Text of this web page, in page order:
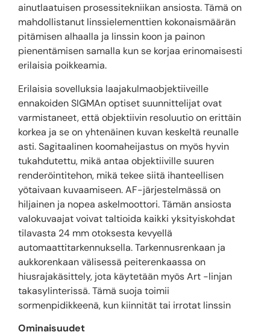
ainutlaatuisen prosessitekniikan ansiosta. Tämä on
mahdollistanut linssielementtien kokonaismäärän
pitämisen alhaalla ja linssin koon ja painon
pienentämisen samalla kun se korjaa erinomaisesti
erilaisia poikkeamia.
Erilaisia sovelluksia laajakulmaobjektiiveille
ennakoiden SIGMAn optiset suunnittelijat ovat
varmistaneet, että objektiivin resoluutio on erittäin
korkea ja se on yhtenäinen kuvan keskeltä reunalle
asti. Sagitaalinen koomaheijastus on myös hyvin
tukahdutettu, mikä antaa objektiiville suuren
renderöintitehon, mikä tekee siitä ihanteellisen
yötaivaan kuvaamiseen. AF-järjestelmässä on
hiljainen ja nopea askelmoottori. Tämän ansiosta
valokuvaajat voivat taltioida kaikki yksityiskohdat
tilavasta 24 mm otoksesta kevyellä
automaattitarkennuksella. Tarkennusrenkaan ja
aukkorenkaan välisessä peiterenkaassa on
hiusrajakäsittely, jota käytetään myös Art -linjan
takasylinterissä. Tämä suoja toimii
sormenpidikkeenä, kun kiinnität tai irrotat linssin
Ominaisuudet